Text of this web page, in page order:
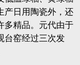
产日用陶瓷外，还
多精品。元代由于
台窑经过三次发